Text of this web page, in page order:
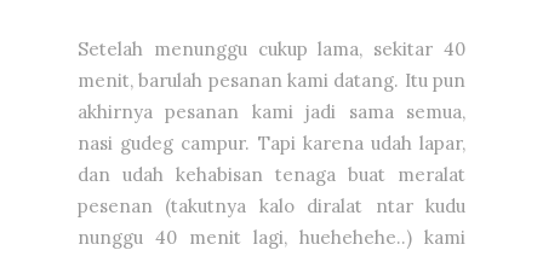
Setelah menunggu cukup lama, sekitar 40
menit, barulah pesanan kami datang. Itu pun
akhirnya pesanan kami jadi sama semua,
nasi gudeg campur. Tapi karena udah lapar,
dan udah kehabisan tenaga buat meralat
pesenan (takutnya kalo diralat ntar kudu
nunggu 40 menit lagi, huehehehe..) kami